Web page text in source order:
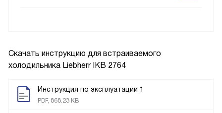
Скачать инструкцию для встраиваемого
холодильника Liebherr IKB 2764
Инструкция по эксплуатации 1
PDF, 868.23 KB